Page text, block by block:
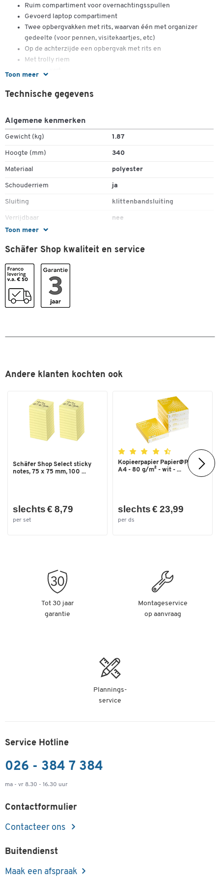
Toon meer
Ruim compartiment voor overnachtingsspullen
Gevoerd laptop compartiment
Twee opbergvakken met rits, waarvan één met organizer
gedeelte (voor pennen, visitekaartjes, etc)
Op de achterzijde een opbergvak met rits en
Met trolly riem
Voor laptop tot 17"
Toon meer
Technische gegevens
Algemene kenmerken
Gewicht (kg) 1.87
Hoogte (mm) 340
Materiaal polyester
Schouderriem ja
Sluiting klittenbandsluiting
Verrijdbaar nee
Afmetingen
Breedte (mm)
Schäfer Shop kwaliteit en service
Andere klanten kochten ook
Schäfer Shop Select sticky
notes, 75 x 75 mm, 100 ...
slechts € 8,79
per set
Kopieerpapier Papier@Print -
A4 - 80 g/m² - wit - ...
slechts € 23,99
per ds
Dubbelklik om in te zoomen
Tot 30 jaar
garantie
Montageservice
op aanvraag
Plannings-
service
Service Hotline
026 - 384 7 384
ma - vr 8.30 - 16.30 uur
Contactformulier
Contacteer ons
Buitendienst
Maak een afspraak